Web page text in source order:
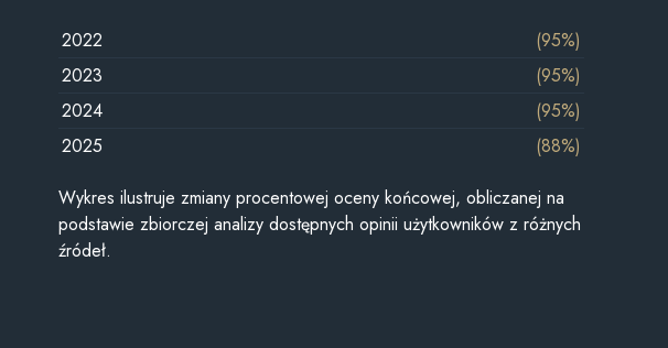
2022
(95%)
2023
(95%)
2024
(95%)
2025
(88%)
Wykres ilustruje zmiany procentowej oceny końcowej, obliczanej na
podstawie zbiorczej analizy dostępnych opinii użytkowników z różnych
źródeł.